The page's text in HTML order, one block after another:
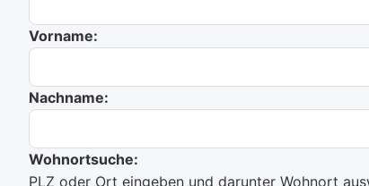
Vorname:
Nachname:
Wohnortsuche:
PLZ oder Ort eingeben und darunter Wohnort